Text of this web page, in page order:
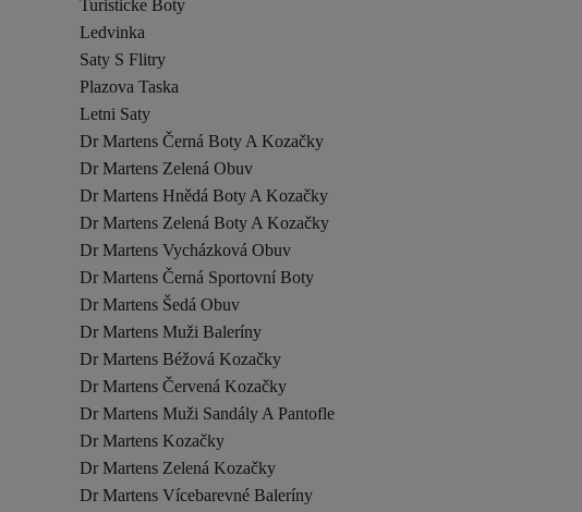
Turisticke Boty
Ledvinka
Saty S Flitry
Plazova Taska
Letni Saty
Dr Martens Černá Boty A Kozačky
Dr Martens Zelená Obuv
Dr Martens Hnědá Boty A Kozačky
Dr Martens Zelená Boty A Kozačky
Dr Martens Vycházková Obuv
Dr Martens Černá Sportovní Boty
Dr Martens Šedá Obuv
Dr Martens Muži Baleríny
Dr Martens Béžová Kozačky
Dr Martens Červená Kozačky
Dr Martens Muži Sandály A Pantofle
Dr Martens Kozačky
Dr Martens Zelená Kozačky
Dr Martens Vícebarevné Baleríny